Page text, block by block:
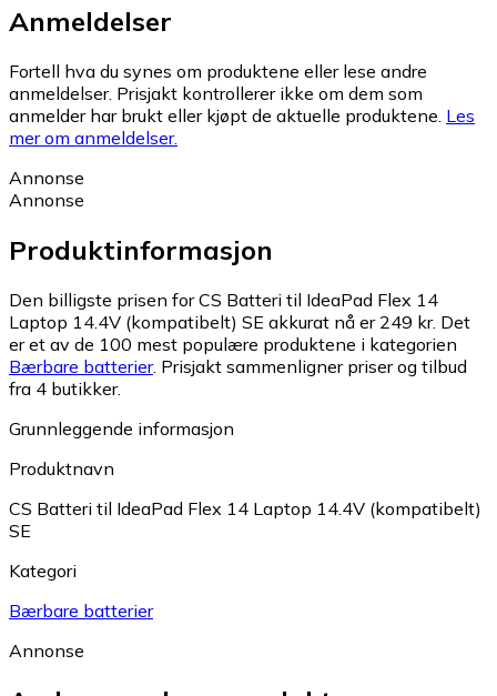
Anmeldelser
Fortell hva du synes om produktene eller lese andre
anmeldelser. Prisjakt kontrollerer ikke om dem som
anmelder har brukt eller kjøpt de aktuelle produktene. Les
mer om anmeldelser.
Annonse
Annonse
Produktinformasjon
Den billigste prisen for CS Batteri til IdeaPad Flex 14
Laptop 14.4V (kompatibelt) SE akkurat nå er 249 kr. Det
er et av de 100 mest populære produktene i kategorien
Bærbare batterier. Prisjakt sammenligner priser og tilbud
fra 4 butikker.
Grunnleggende informasjon
Produktnavn
CS Batteri til IdeaPad Flex 14 Laptop 14.4V (kompatibelt)
SE
Kategori
Bærbare batterier
Annonse